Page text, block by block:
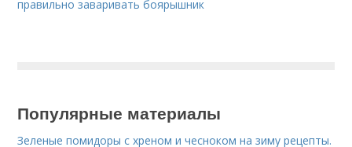
правильно заваривать боярышник
Популярные материалы
Зеленые помидоры с хреном и чесноком на зиму рецепты.